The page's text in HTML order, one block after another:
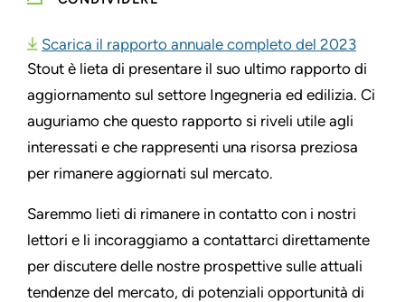
Scarica il rapporto annuale completo del 2023
Stout è lieta di presentare il suo ultimo rapporto di
aggiornamento sul settore Ingegneria ed edilizia. Ci
auguriamo che questo rapporto si riveli utile agli
interessati e che rappresenti una risorsa preziosa
per rimanere aggiornati sul mercato.
Saremmo lieti di rimanere in contatto con i nostri
lettori e li incoraggiamo a contattarci direttamente
per discutere delle nostre prospettive sulle attuali
tendenze del mercato, di potenziali opportunità di